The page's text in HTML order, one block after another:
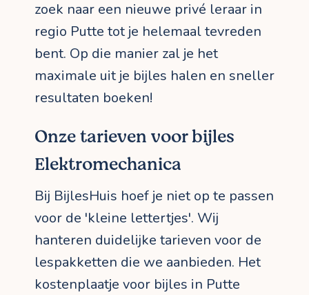
zoek naar een nieuwe privé leraar in
regio Putte tot je helemaal tevreden
bent. Op die manier zal je het
maximale uit je bijles halen en sneller
resultaten boeken!
Onze tarieven voor bijles
Elektromechanica
Bij BijlesHuis hoef je niet op te passen
voor de 'kleine lettertjes'. Wij
hanteren duidelijke tarieven voor de
lespakketten die we aanbieden. Het
kostenplaatje voor bijles in Putte